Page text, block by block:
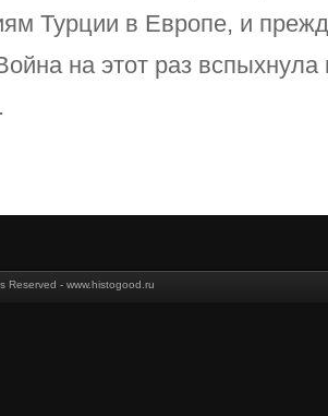
Турции в Европе, и
на этот раз
Reserved - www.histogood.ru